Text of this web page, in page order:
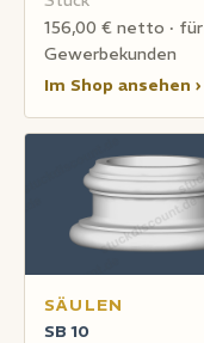
156,00 € netto · für
Gewerbekunden
Im Shop ansehen ›
SÄULEN
SB 10